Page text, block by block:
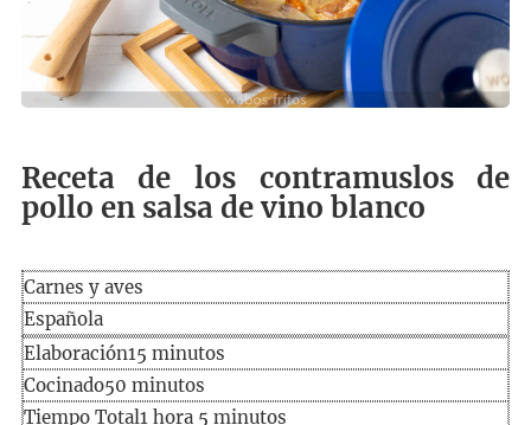
Receta de los contramuslos de
pollo en salsa de vino blanco
Carnes y aves
Española
Elaboración
Elaboración15minutos
minutos
Cocinado
Cocinado50minutos
minutos
Tiempo
Tiempo Total1 hora
hora 5minutos
minutos